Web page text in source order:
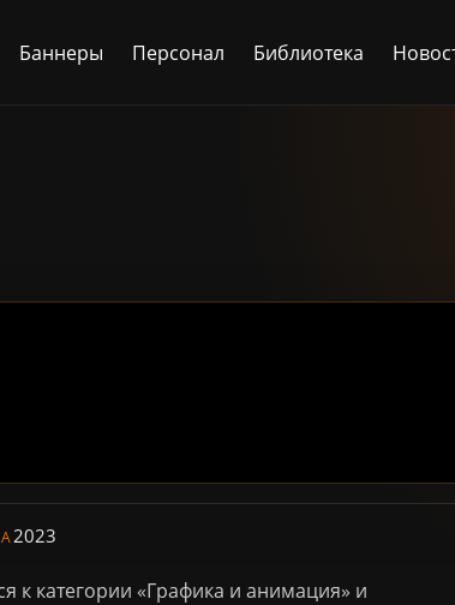
Баннеры Персонал Библиотека
2023
к категории «Графика и анимация» и